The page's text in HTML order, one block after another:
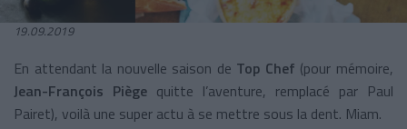
19.09.2019
En attendant la nouvelle saison de Top Chef (pour mémoire,
Jean-François Piège quitte l’aventure, remplacé par Paul
Pairet), voilà une super actu à se mettre sous la dent. Miam.